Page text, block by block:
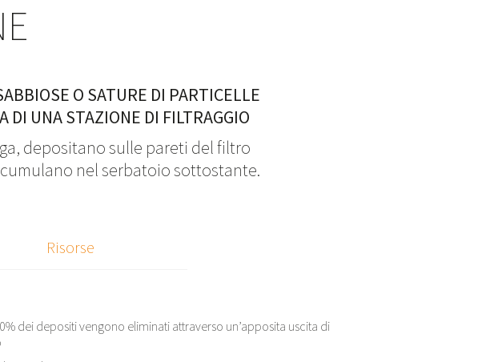
O SATURE DI PARTICELLE
DI UNA STAZIONE DI FILTRAGGIO
depositano sulle pareti del filtro
nel serbatoio sottostante.
Risorse
dei depositi vengono eliminati attraverso un’apposita uscita di